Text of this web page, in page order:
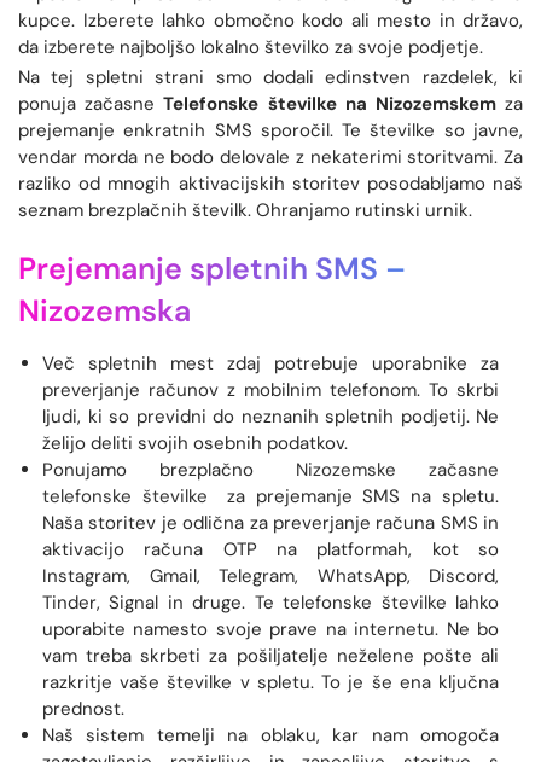
kupce. Izberete lahko območno kodo ali mesto in državo,
da izberete najboljšo lokalno številko za svoje podjetje.
Na tej spletni strani smo dodali edinstven razdelek, ki
ponuja začasneTelefonske številke na Nizozemskemza
prejemanje enkratnih SMS sporočil. Te številke so javne,
vendar morda ne bodo delovale z nekaterimi storitvami. Za
razliko od mnogih aktivacijskih storitev posodabljamo naš
seznam brezplačnih številk. Ohranjamo rutinski urnik.
Prejemanje spletnih SMS –
Nizozemska
Več spletnih mest zdaj potrebuje uporabnike za
preverjanje računov z mobilnim telefonom. To skrbi
ljudi, ki so previdni do neznanih spletnih podjetij. Ne
želijo deliti svojih osebnih podatkov.
Ponujamo brezplačno
Nizozemske začasne
telefonske številke
za prejemanje SMS na spletu.
Naša storitev je odlična za preverjanje računa SMS in
aktivacijo računa OTP na platformah, kot so
Instagram, Gmail, Telegram, WhatsApp, Discord,
Tinder, Signal in druge. Te telefonske številke lahko
uporabite namesto svoje prave na internetu. Ne bo
vam treba skrbeti za pošiljatelje neželene pošte ali
razkritje vaše številke v spletu. To je še ena ključna
prednost.
Naš sistem temelji na oblaku, kar nam omogoča